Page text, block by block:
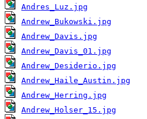
Andres_Luz.jpg
Andrew_Bukowski.jpg
Andrew_Davis.jpg
Andrew_Davis_01.jpg
Andrew_Desiderio.jpg
Andrew_Haile_Austin.jpg
Andrew_Herring.jpg
Andrew_Holser_15.jpg